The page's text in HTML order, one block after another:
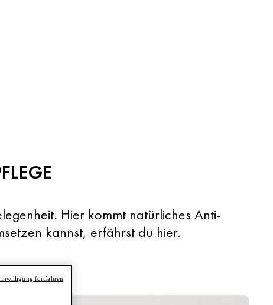
Hier kommt natürliches Anti-
kannst, erfährst du hier.
fortfahren